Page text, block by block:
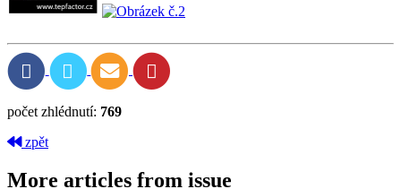
počet zhlédnutí: 769
zpět
More articles from issue